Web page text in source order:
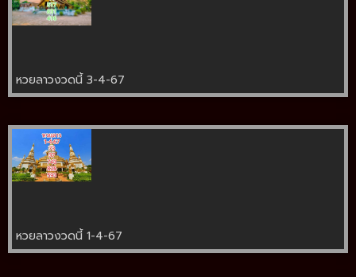
หวยลาวงวดนี้ 3-4-67
หวยลาวงวดนี้ 1-4-67